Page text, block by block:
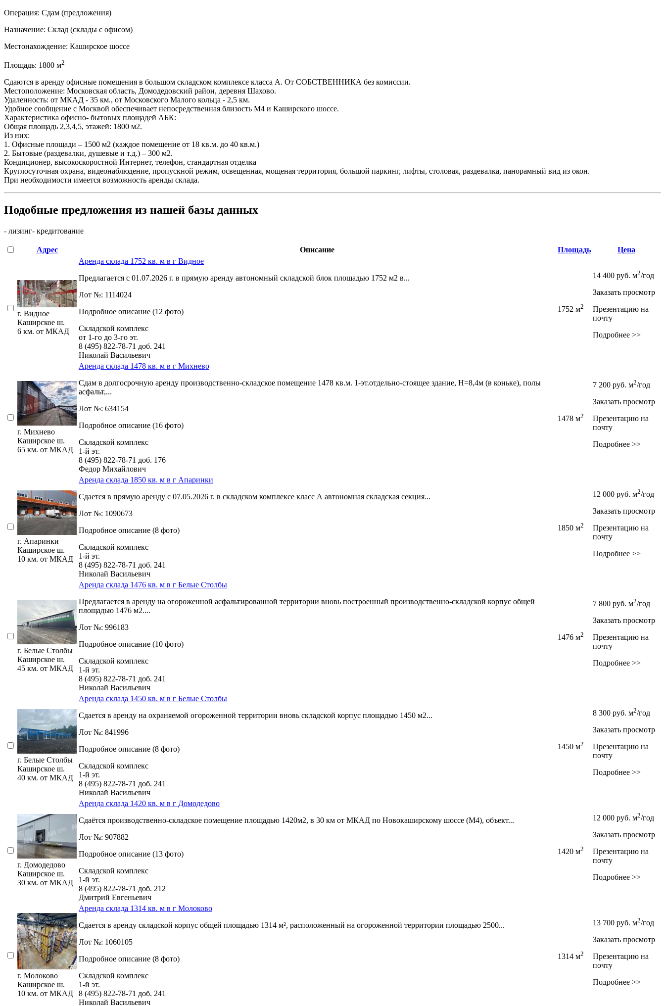
Операция: Сдам (предложения)
Назначение: Склад (склады с офисом)
Местонахождение: Каширское шоссе
Площадь: 1800 м2
Сдаются в аренду офисные помещения в большом складском комплексе класса А. От СОБСТВЕННИКА без комиссии.
Местоположение: Московская область, Домодедовский район, деревня Шахово.
Удаленность: от МКАД - 35 км., от Московского Малого кольца - 2,5 км.
Удобное сообщение с Москвой обеспечивает непосредственная близость М4 и Каширского шоссе.
Характеристика офисно- бытовых площадей АБК:
Общая площадь 2,3,4,5, этажей: 1800 м2.
Из них:
1. Офисные площади – 1500 м2 (каждое помещение от 18 кв.м. до 40 кв.м.)
2. Бытовые (раздевалки, душевые и т.д.) – 300 м2.
Кондиционер, высокоскоростной Интернет, телефон, стандартная отделка
Круглосуточная охрана, видеонаблюдение, пропускной режим, освещенная, мощеная территория, большой паркинг, лифты, столовая, раздевалка, панорамный вид из окон.
При необходимости имеется возможность аренды склада.
Подобные предложения из нашей базы данных
- лизинг- кредитование
Адрес Описание Площадь Цена
г. Видное
Каширское ш.
6 км. от МКАД
Аренда склада 1752 кв. м в г Видное
Предлагается с 01.07.2026 г. в прямую аренду автономный складской блок площадью 1752 м2 в...
Лот №: 1114024
Подробное описание (12 фото)
Складской комплекс
от 1-го до 3-го эт.
8 (495) 822-78-71 доб. 241
Николай Васильевич
1752 м2
14 400 руб. м2/год
Заказать просмотр
Презентацию на
почту
Подробнее >>
г. Михнево
Каширское ш.
65 км. от МКАД
Аренда склада 1478 кв. м в г Михнево
Сдам в долгосрочную аренду производственно-складское помещение 1478 кв.м. 1-эт.отдельно-стоящее здание,­ Н=8,­4м (в коньке),­ полы
асфальт,­...
Лот №: 634154
Подробное описание (16 фото)
Складской комплекс
1-й эт.
8 (495) 822-78-71 доб. 176
Федор Михайлович
1478 м2
7 200 руб. м2/год
Заказать просмотр
Презентацию на
почту
Подробнее >>
г. Апаринки
Каширское ш.
10 км. от МКАД
Аренда склада 1850 кв. м в г Апаринки
Сдается в прямую аренду с 07.05.2026 г. в складском комплексе класс А автономная складская секция...
Лот №: 1090673
Подробное описание (8 фото)
Складской комплекс
1-й эт.
8 (495) 822-78-71 доб. 241
Николай Васильевич
1850 м2
12 000 руб. м2/год
Заказать просмотр
Презентацию на
почту
Подробнее >>
г. Белые Столбы
Каширское ш.
45 км. от МКАД
Аренда склада 1476 кв. м в г Белые Столбы
Предлагается в аренду на огороженной асфальтированной территории вновь построенный производственно-складской корпус общей
площадью 1476 м2....
Лот №: 996183
Подробное описание (10 фото)
Складской комплекс
1-й эт.
8 (495) 822-78-71 доб. 241
Николай Васильевич
1476 м2
7 800 руб. м2/год
Заказать просмотр
Презентацию на
почту
Подробнее >>
г. Белые Столбы
Каширское ш.
40 км. от МКАД
Аренда склада 1450 кв. м в г Белые Столбы
Сдается в аренду на охраняемой огороженной территории вновь складской корпус площадью 1450 м2...
Лот №: 841996
Подробное описание (8 фото)
Складской комплекс
1-й эт.
8 (495) 822-78-71 доб. 241
Николай Васильевич
1450 м2
8 300 руб. м2/год
Заказать просмотр
Презентацию на
почту
Подробнее >>
г. Домодедово
Каширское ш.
30 км. от МКАД
Аренда склада 1420 кв. м в г Домодедово
Сдаётся производственно-складское помещение площадью 1420м2,­ в 30 км от МКАД по Новокаширскому шоссе (М4),­ объект...
Лот №: 907882
Подробное описание (13 фото)
Складской комплекс
1-й эт.
8 (495) 822-78-71 доб. 212
Дмитрий Евгеньевич
1420 м2
12 000 руб. м2/год
Заказать просмотр
Презентацию на
почту
Подробнее >>
г. Молоково
Каширское ш.
10 км. от МКАД
Аренда склада 1314 кв. м в г Молоково
Сдается в аренду складской корпус общей площадью 1314 м²,­ расположенный на огороженной территории площадью 2500...
Лот №: 1060105
Подробное описание (8 фото)
Складской комплекс
1-й эт.
8 (495) 822-78-71 доб. 241
Николай Васильевич
1314 м2
13 700 руб. м2/год
Заказать просмотр
Презентацию на
почту
Подробнее >>